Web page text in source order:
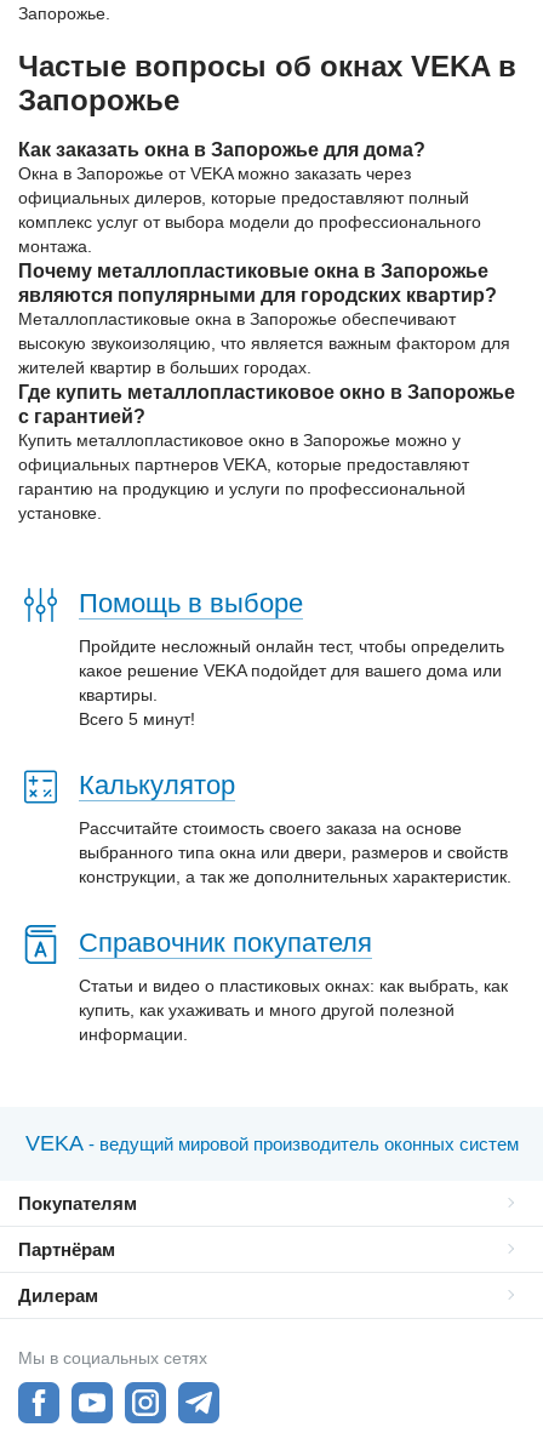
Запорожье.
Частые вопросы об окнах VEKA в
Запорожье
Как заказать окна в Запорожье для дома?
Окна в Запорожье от VEKA можно заказать через
официальных дилеров, которые предоставляют полный
комплекс услуг от выбора модели до профессионального
монтажа.
Почему металлопластиковые окна в Запорожье
являются популярными для городских квартир?
Металлопластиковые окна в Запорожье обеспечивают
высокую звукоизоляцию, что является важным фактором для
жителей квартир в больших городах.
Где купить металлопластиковое окно в Запорожье
с гарантией?
Купить металлопластиковое окно в Запорожье можно у
официальных партнеров VEKA, которые предоставляют
гарантию на продукцию и услуги по профессиональной
установке.
Помощь в выборе
Пройдите несложный онлайн тест, чтобы определить
какое решение VEKA подойдет для вашего дома или
квартиры.
Всего 5 минут!
Калькулятор
Рассчитайте стоимость своего заказа на основе
выбранного типа окна или двери, размеров и свойств
конструкции, а так же дополнительных характеристик.
Справочник покупателя
Статьи и видео о пластиковых окнах: как выбрать, как
купить, как ухаживать и много другой полезной
информации.
VEKA - ведущий мировой производитель оконных систем
Покупателям
Партнёрам
Дилерам
Мы в социальных сетях